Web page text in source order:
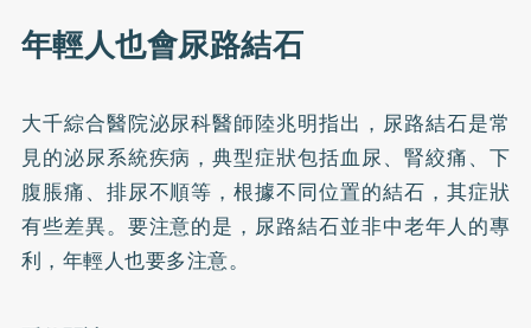
年輕人也會尿路結石
大千綜合醫院泌尿科醫師陸兆明指出， 尿路結石是常
見的泌尿系統疾病，典型症狀包括血尿、腎絞痛、下
腹脹痛、排尿不順等，根據不同位置的結石，其症狀
有些差異。要注意的是，尿路結石並非中老年人的專
利，年輕人也要多注意。